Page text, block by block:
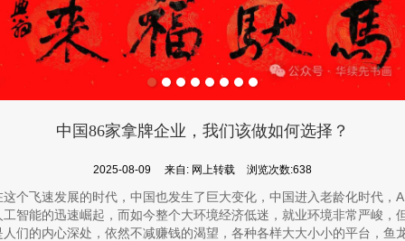
中国86家拿牌企业，我们该做如何选择？
2025-08-09 来自: 网上转载 浏览次数:638
这个飞速发展的时代，中国也发生了巨大变化，中国进入老龄化时代，
工智能的迅速崛起，而如今整个大环境经济低迷，就业环境非常严峻，
人们的内心深处，依然不减赚钱的渴望，各种各样大大小小的平台，鱼